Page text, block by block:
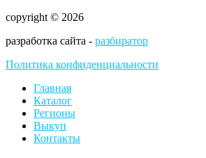
copyright © 2026
разработка сайта - разбиратор
Политика конфиденциальности
Главная
Каталог
Регионы
Выкуп
Контакты